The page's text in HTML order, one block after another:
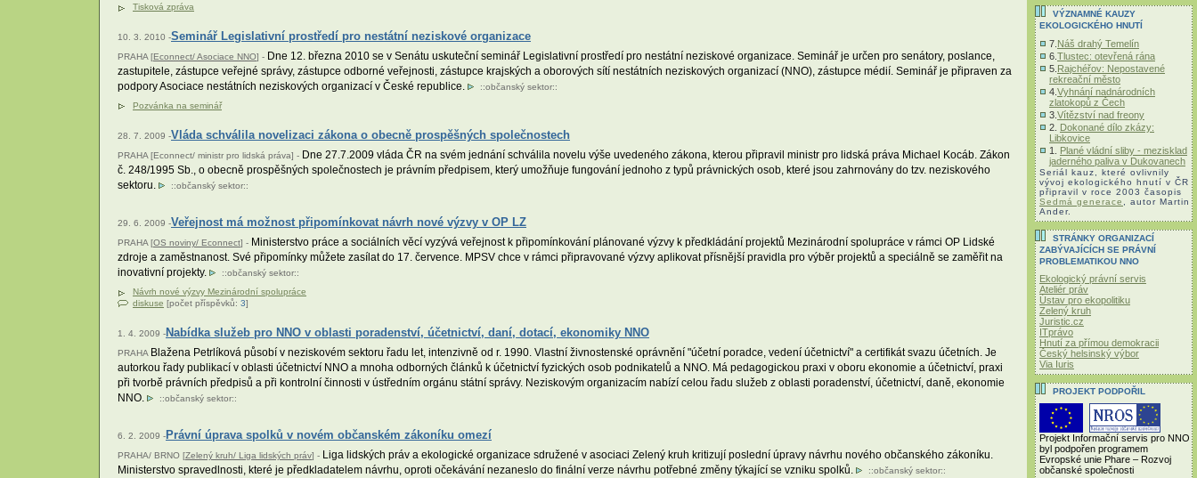
Tisková zpráva
10. 3. 2010 -Seminář Legislativní prostředí pro nestátní neziskové organizace
PRAHA [Econnect/ Asociace NNO] - Dne 12. března 2010 se v Senátu uskuteční seminář Legislativní prostředí pro nestátní neziskové organizace. Seminář je určen pro senátory, poslance,
zastupitele, zástupce veřejné správy, zástupce odborné veřejnosti, zástupce krajských a oborových sítí nestátních neziskových organizací (NNO), zástupce médií. Seminář je připraven za
podpory Asociace nestátních neziskových organizací v České republice.
::občanský sektor::
Pozvánka na seminář
28. 7. 2009 -Vláda schválila novelizaci zákona o obecně prospěšných společnostech
PRAHA [Econnect/ ministr pro lidská práva] - Dne 27.7.2009 vláda ČR na svém jednání schválila novelu výše uvedeného zákona, kterou připravil ministr pro lidská práva Michael Kocáb. Zákon
č. 248/1995 Sb., o obecně prospěšných společnostech je právním předpisem, který umožňuje fungování jednoho z typů právnických osob, které jsou zahrnovány do tzv. neziskového
sektoru.
::občanský sektor::
29. 6. 2009 -Veřejnost má možnost připomínkovat návrh nové výzvy v OP LZ
PRAHA [OS noviny/ Econnect] - Ministerstvo práce a sociálních věcí vyzývá veřejnost k připomínkování plánované výzvy k předkládání projektů Mezinárodní spolupráce v rámci OP Lidské
zdroje a zaměstnanost. Své připomínky můžete zasílat do 17. července. MPSV chce v rámci připravované výzvy aplikovat přísnější pravidla pro výběr projektů a speciálně se zaměřit na
inovativní projekty.
::občanský sektor::
Návrh nové výzvy Mezinárodní spolupráce
diskuse [počet příspěvků: 3]
1. 4. 2009 -Nabídka služeb pro NNO v oblasti poradenství, účetnictví, daní, dotací, ekonomiky NNO
PRAHA Blažena Petrlíková působí v neziskovém sektoru řadu let, intenzivně od r. 1990. Vlastní živnostenské oprávnění "účetní poradce, vedení účetnictví" a certifikát svazu účetních. Je
autorkou řady publikací v oblasti účetnictví NNO a mnoha odborných článků k účetnictví fyzických osob podnikatelů a NNO. Má pedagogickou praxi v oboru ekonomie a účetnictví, praxi
při tvorbě právních předpisů a při kontrolní činnosti v ústředním orgánu státní správy. Neziskovým organizacím nabízí celou řadu služeb z oblasti poradenství, účetnictví, daně, ekonomie
NNO.
::občanský sektor::
6. 2. 2009 -Právní úprava spolků v novém občanském zákoníku omezí
PRAHA/ BRNO [Zelený kruh/ Liga lidských práv] - Liga lidských práv a ekologické organizace sdružené v asociaci Zelený kruh kritizují poslední úpravy návrhu nového občanského zákoníku.
Ministerstvo spravedlnosti, které je předkladatelem návrhu, oproti očekávání nezaneslo do finální verze návrhu potřebné změny týkající se vzniku spolků.
::občanský sektor::
VÝZNAMNÉ KAUZY
EKOLOGICKÉHO HNUTÍ
7. Náš drahý Temelín
6. Tlustec: otevřená rána
5. Rajchéřov: Nepostavené
rekreační město
4. Vyhnání nadnárodních
zlatokopů z Čech
3. Vítězství nad freony
2. Dokonané dílo zkázy:
Libkovice
1. Plané vládní sliby - mezisklad
jaderného paliva v Dukovanech
Seriál kauz, které ovlivnily
vývoj ekologického hnutí v ČR
připravil v roce 2003 časopis
Sedmá generace
, autor Martin
Ander.
STRÁNKY ORGANIZACÍ
ZABÝVAJÍCÍCH SE PRÁVNÍ
PROBLEMATIKOU NNO
Ekologický právní servis
Ateliér práv
Ústav pro ekopolitiku
Zelený kruh
Juristic.cz
ITprávo
Hnutí za přímou demokracii
Český helsinský výbor
Via Iuris
PROJEKT PODPOŘIL
Projekt Informační servis pro NNO
byl podpořen programem
Evropské unie Phare – Rozvoj
občanské společnosti